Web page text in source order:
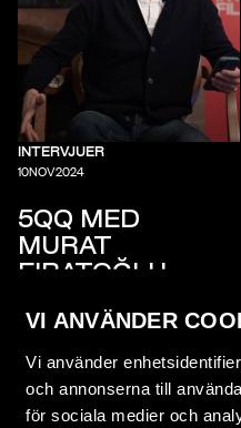
VI ANVÄNDER
Vi använder
och annonserna till
för sociala medier och
INTERVJUER
10NOV2024
5QQ MED
MURAT
FIRATOĞLU